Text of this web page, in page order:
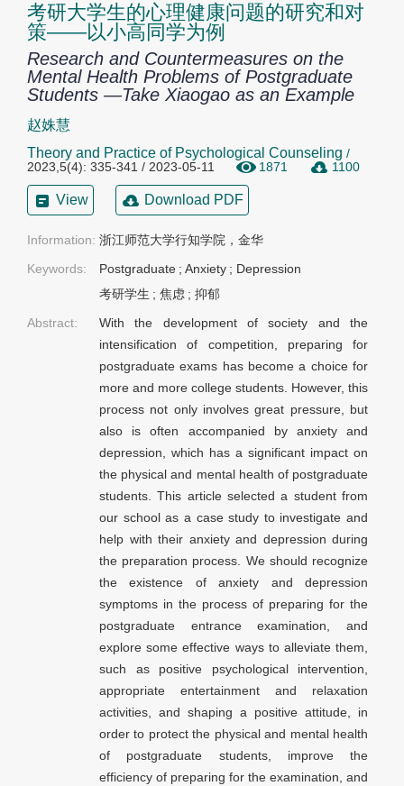
考研大学生的心理健康问题的研究和对
策——以小高同学为例
Research and Countermeasures on the
Mental Health Problems of Postgraduate
Students —Take Xiaogao as an Example
赵姝慧
Theory and Practice of Psychological Counseling /
2023,5(4): 335-341 / 2023-05-11
1871 1100
View Download PDF
Information: 浙江师范大学行知学院，金华
Keywords:
Postgraduate ; Anxiety ; Depression
考研学生 ; 焦虑 ; 抑郁
Abstract:
With the development of society and the
intensification of competition, preparing for
postgraduate exams has become a choice for
more and more college students. However, this
process not only involves great pressure, but
also is often accompanied by anxiety and
depression, which has a significant impact on
the physical and mental health of postgraduate
students. This article selected a student from
our school as a case study to investigate and
help with their anxiety and depression during
the preparation process. We should recognize
the existence of anxiety and depression
symptoms in the process of preparing for the
postgraduate entrance examination, and
explore some effective ways to alleviate them,
such as positive psychological intervention,
appropriate entertainment and relaxation
activities, and shaping a positive attitude, in
order to protect the physical and mental health
of postgraduate students, improve the
efficiency of preparing for the examination, and